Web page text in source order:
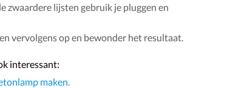
zwaardere lijsten gebruik je pluggen en
vervolgens op en bewonder het resultaat.
interessant:
maken.